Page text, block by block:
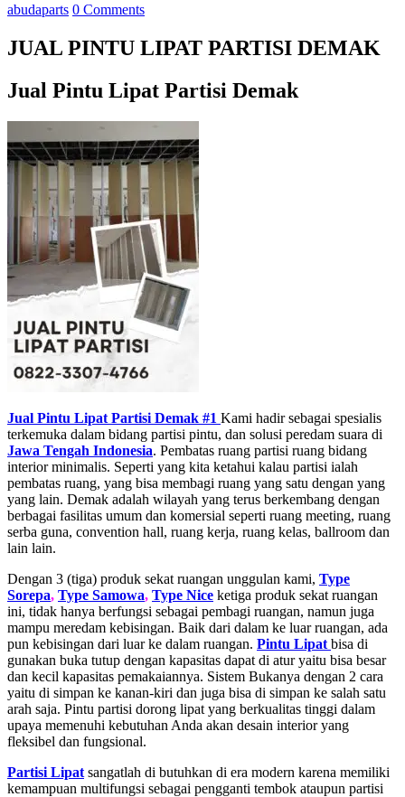
abudaparts 0 Comments
JUAL PINTU LIPAT PARTISI DEMAK
Jual Pintu Lipat Partisi Demak
Jual Pintu Lipat Partisi Demak #1 Kami hadir sebagai spesialis
terkemuka dalam bidang partisi pintu, dan solusi peredam suara di
Jawa Tengah Indonesia. Pembatas ruang partisi ruang bidang
interior minimalis. Seperti yang kita ketahui kalau partisi ialah
pembatas ruang, yang bisa membagi ruang yang satu dengan yang
yang lain. Demak adalah wilayah yang terus berkembang dengan
berbagai fasilitas umum dan komersial seperti ruang meeting, ruang
serba guna, convention hall, ruang kerja, ruang kelas, ballroom dan
lain lain.
Dengan 3 (tiga) produk sekat ruangan unggulan kami, Type
Sorepa, Type Samowa, Type Nice ketiga produk sekat ruangan
ini, tidak hanya berfungsi sebagai pembagi ruangan, namun juga
mampu meredam kebisingan. Baik dari dalam ke luar ruangan, ada
pun kebisingan dari luar ke dalam ruangan. Pintu Lipat bisa di
gunakan buka tutup dengan kapasitas dapat di atur yaitu bisa besar
dan kecil kapasitas pemakaiannya. Sistem Bukanya dengan 2 cara
yaitu di simpan ke kanan-kiri dan juga bisa di simpan ke salah satu
arah saja. Pintu partisi dorong lipat yang berkualitas tinggi dalam
upaya memenuhi kebutuhan Anda akan desain interior yang
fleksibel dan fungsional.
Partisi Lipat sangatlah di butuhkan di era modern karena memiliki
kemampuan multifungsi sebagai pengganti tembok ataupun partisi